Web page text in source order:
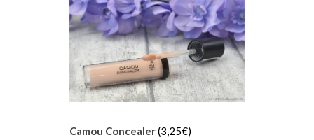
Camou Concealer(3,25€)